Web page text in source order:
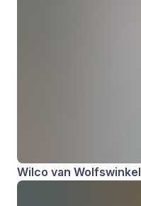
Wilco van Wolfswinkel